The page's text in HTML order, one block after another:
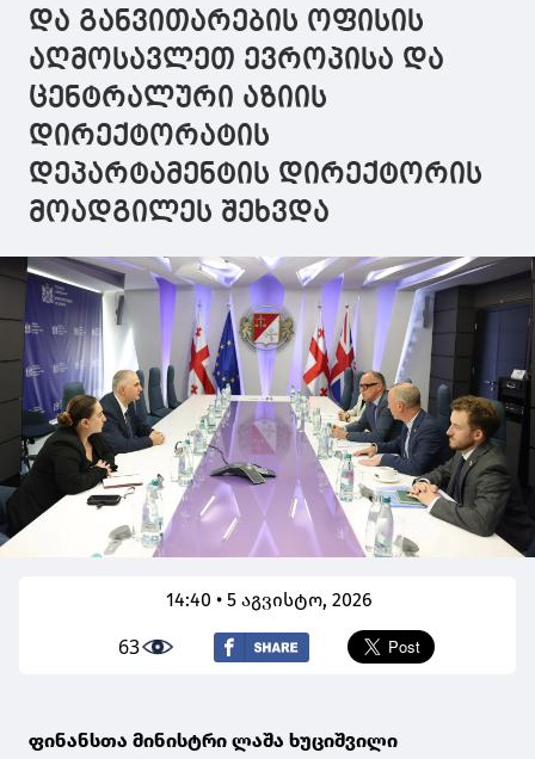
და განვითარების ოფისის
აღმოსავლეთ ევროპისა და
ცენტრალური აზიის
დირექტორატის
დეპარტამენტის დირექტორის
მოადგილეს შეხვდა
14:40 • 5 აგვისტო, 2026
63
ფინანსთა მინისტრი ლაშა ხუციშვილი